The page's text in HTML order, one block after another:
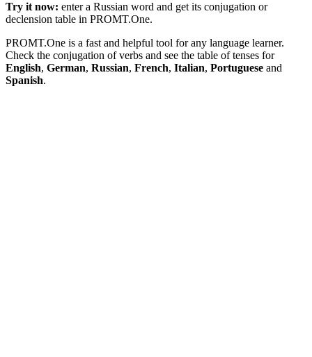
Try it now: enter a Russian word and get its conjugation or
declension table in PROMT.One.
PROMT.One is a fast and helpful tool for any language learner.
Check the conjugation of verbs and see the table of tenses for
English, German, Russian, French, Italian, Portuguese and
Spanish.